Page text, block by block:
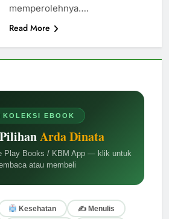
KOLEKSI EBOOK
Arda Dinata
Play Books / KBM App — klik untuk
atau membeli
Kesehatan ✍️ Menulis
memperolehnya….
Read More